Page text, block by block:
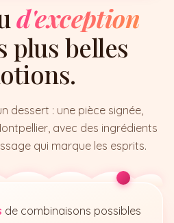
d'exception
plus belles
dessert : une pièce signée,
avec des ingrédients
qui marque les esprits.
de combinaisons possibles